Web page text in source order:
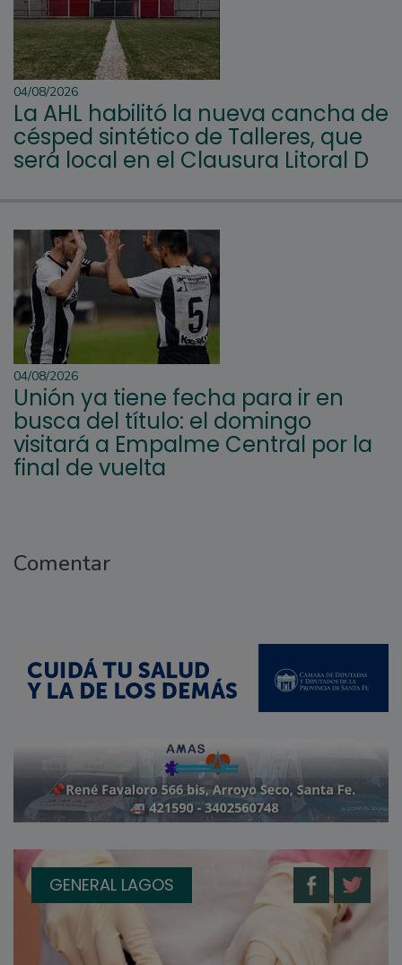
04/08/2026
La AHL habilitó la nueva cancha de
césped sintético de Talleres, que
será local en el Clausura Litoral D
04/08/2026
Unión ya tiene fecha para ir en
busca del título: el domingo
visitará a Empalme Central por la
final de vuelta
Comentar
GENERAL LAGOS